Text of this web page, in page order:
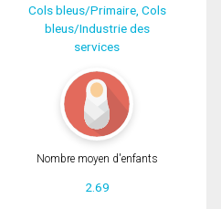
Cols bleus/Primaire, Cols
bleus/Industrie des
services
Nombre moyen d'enfants
2.69